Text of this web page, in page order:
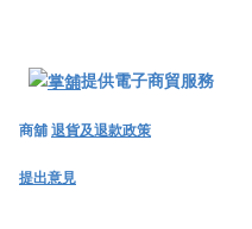
提供電子商貿服務
商舖退貨及退款政策
提出意見